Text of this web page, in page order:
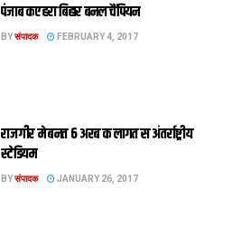
पंजाब कए हरा बिहार बनल चैंपियन
BYसंपादक FEBRUARY 4, 2017
राजगीर मे बनत 6 अरब क लागत स अंतर्राष्ट्रीय
स्‍टेडियम
BYसंपादक JANUARY 26, 2017